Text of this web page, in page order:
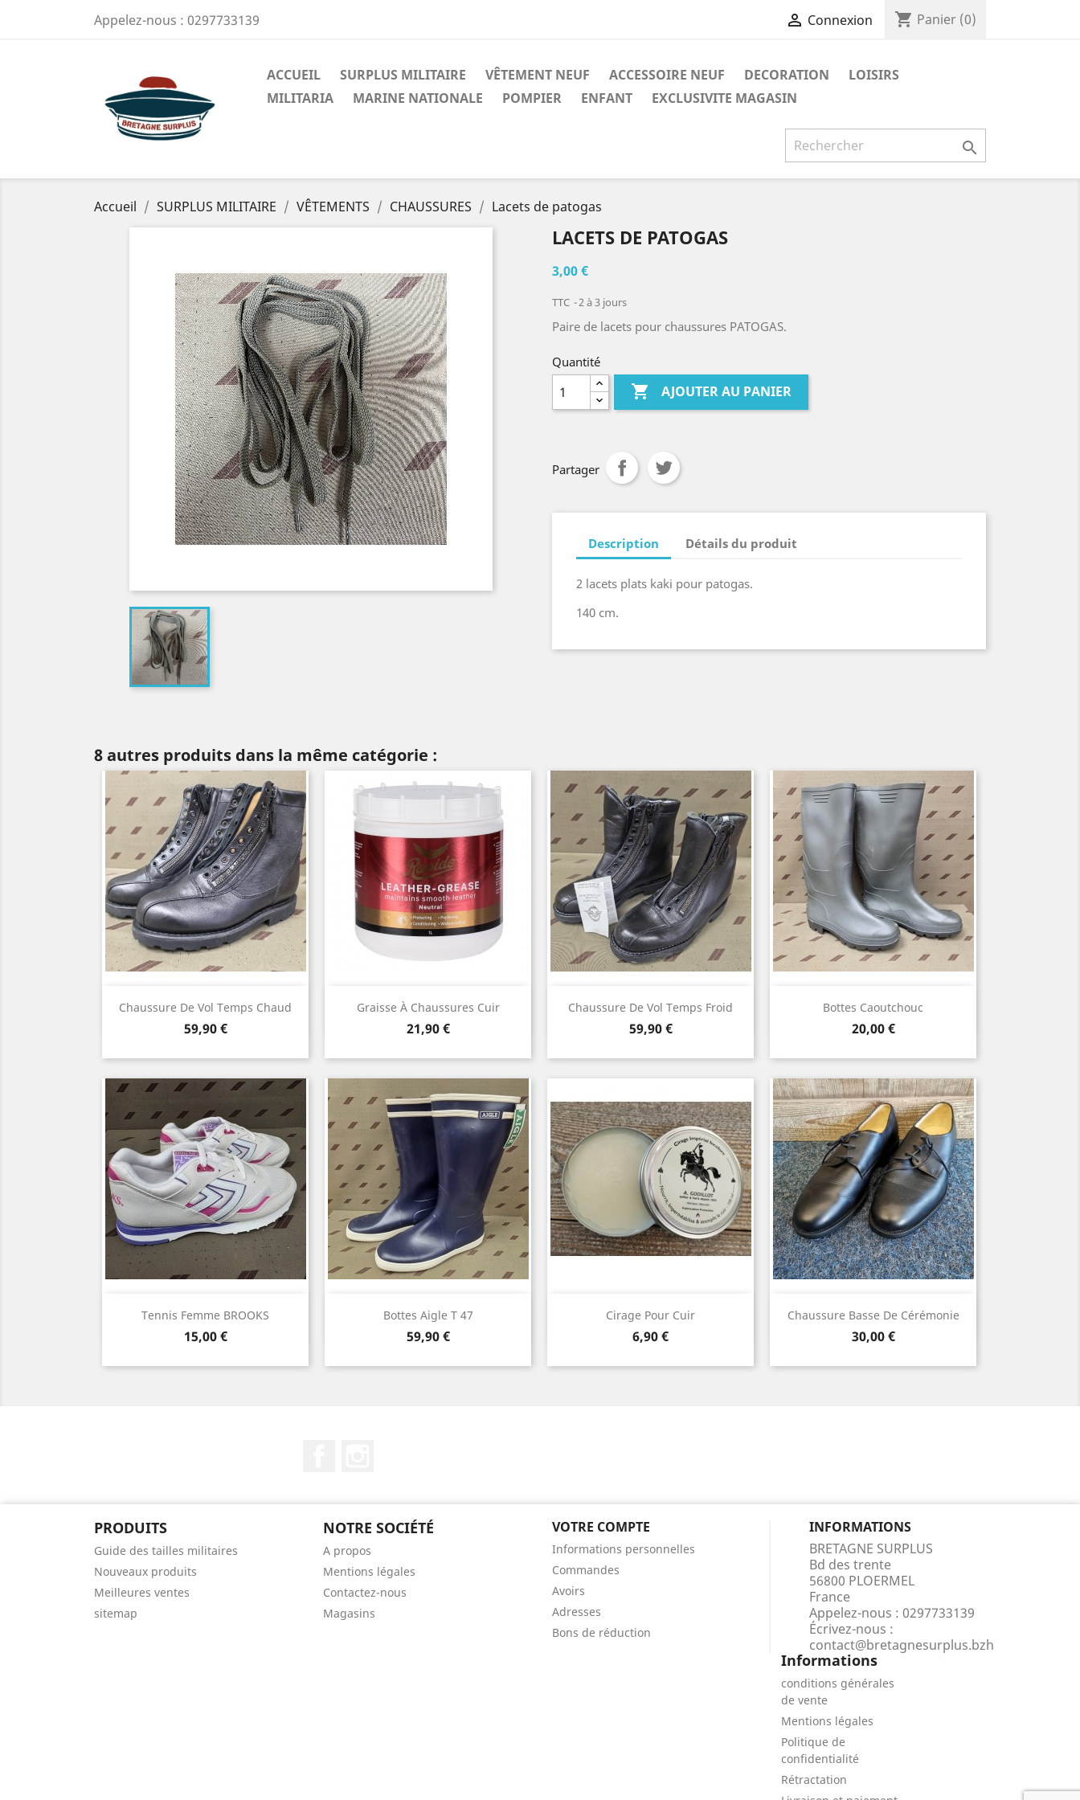
Appelez-nous : 0297733139  Connexion shopping_cart Panier (0)
ACCUEIL SURPLUS MILITAIRE VÊTEMENT NEUF ACCESSOIRE NEUF DECORATION
LOISIRS
MILITARIA
MARINE NATIONALE POMPIER ENFANT EXCLUSIVITE MAGASIN

Accueil SURPLUS MILITAIRE VÊTEMENTS CHAUSSURES Lacets de patogas
LACETS DE PATOGAS
3,00 €
TTC 2 à 3 jours
Paire de lacets pour chaussures PATOGAS.
Quantité
 AJOUTER AU PANIER
Partager
Description Détails du produit
2 lacets plats kaki pour patogas.
140 cm.
8 autres produits dans la même catégorie :
Chaussure De Vol Temps Chaud
Prix
59,90 €
Aperçu rapide Graisse À Chaussures Cuir
Prix
21,90 €
Aperçu rapide
BlancNoir
Chaussure De Vol Temps Froid
Prix
59,90 €
Aperçu rapide Bottes Caoutchouc
Prix
20,00 €
Aperçu rapide
Tennis Femme BROOKS
Prix
15,00 €
Aperçu rapide Bottes Aigle T 47
Prix
59,90 €
Aperçu rapide Cirage Pour Cuir
Prix
6,90 €
Aperçu rapide Chaussure Basse De Cérémonie
Prix
30,00 €
Aperçu rapide
PRODUITS
Guide des tailles militaires
Nouveaux produits
Meilleures ventes
sitemap
NOTRE SOCIÉTÉ
A propos
Mentions légales
Contactez-nous
Magasins
VOTRE COMPTE
Informations personnelles
Commandes
Avoirs
Adresses
Bons de réduction
INFORMATIONS
BRETAGNE SURPLUS
Bd des trente
56800 PLOERMEL
France
Appelez-nous : 0297733139
Écrivez-nous :
contact@bretagnesurplus.bzh
Informations
conditions générales
de vente
Mentions légales
Politique de
confidentialité
Rétractation